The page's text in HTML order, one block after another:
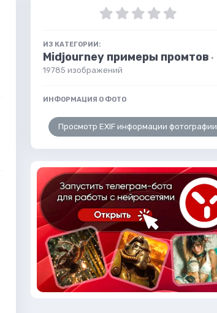
ИЗ КАТЕГОРИИ:
Midjourney примеры промтов ·
19785 изображений
ИНФОРМАЦИЯ О ФОТО
Просмотр EXIF информации фотографии